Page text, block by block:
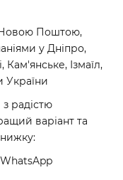
Новою Поштою,
у Дніпро,
Кам'янське, Ізмаїл,
України
радістю
варіант та